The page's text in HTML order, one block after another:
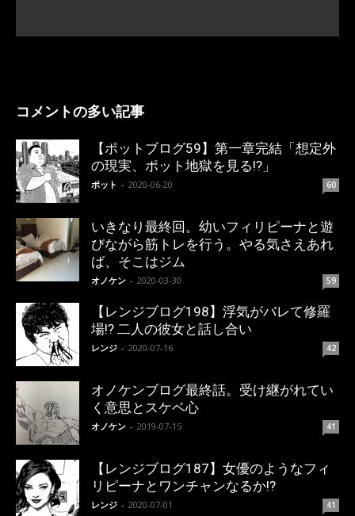
コメントの多い記事
【ポットブログ59】第一章完結「想定外
の現実、ポット地獄を見る!?」
ポット - 2020-06-20 60
いきなり最終回。幼いフィリピーナと遊
びながら筋トレを行う。やる気さえあれ
ば、そこはジム
オノケン - 2020-03-30 59
【レンジブログ198】浮気がバレて修羅
場!? 二人の彼女と話し合い
レンジ - 2020-07-16 42
オノケンブログ最終話。受け継がれてい
く意思とスケベ心
オノケン - 2019-07-15 41
【レンジブログ187】女優のようなフィ
リピーナとワンチャンなるか!?
レンジ - 2020-07-01 41